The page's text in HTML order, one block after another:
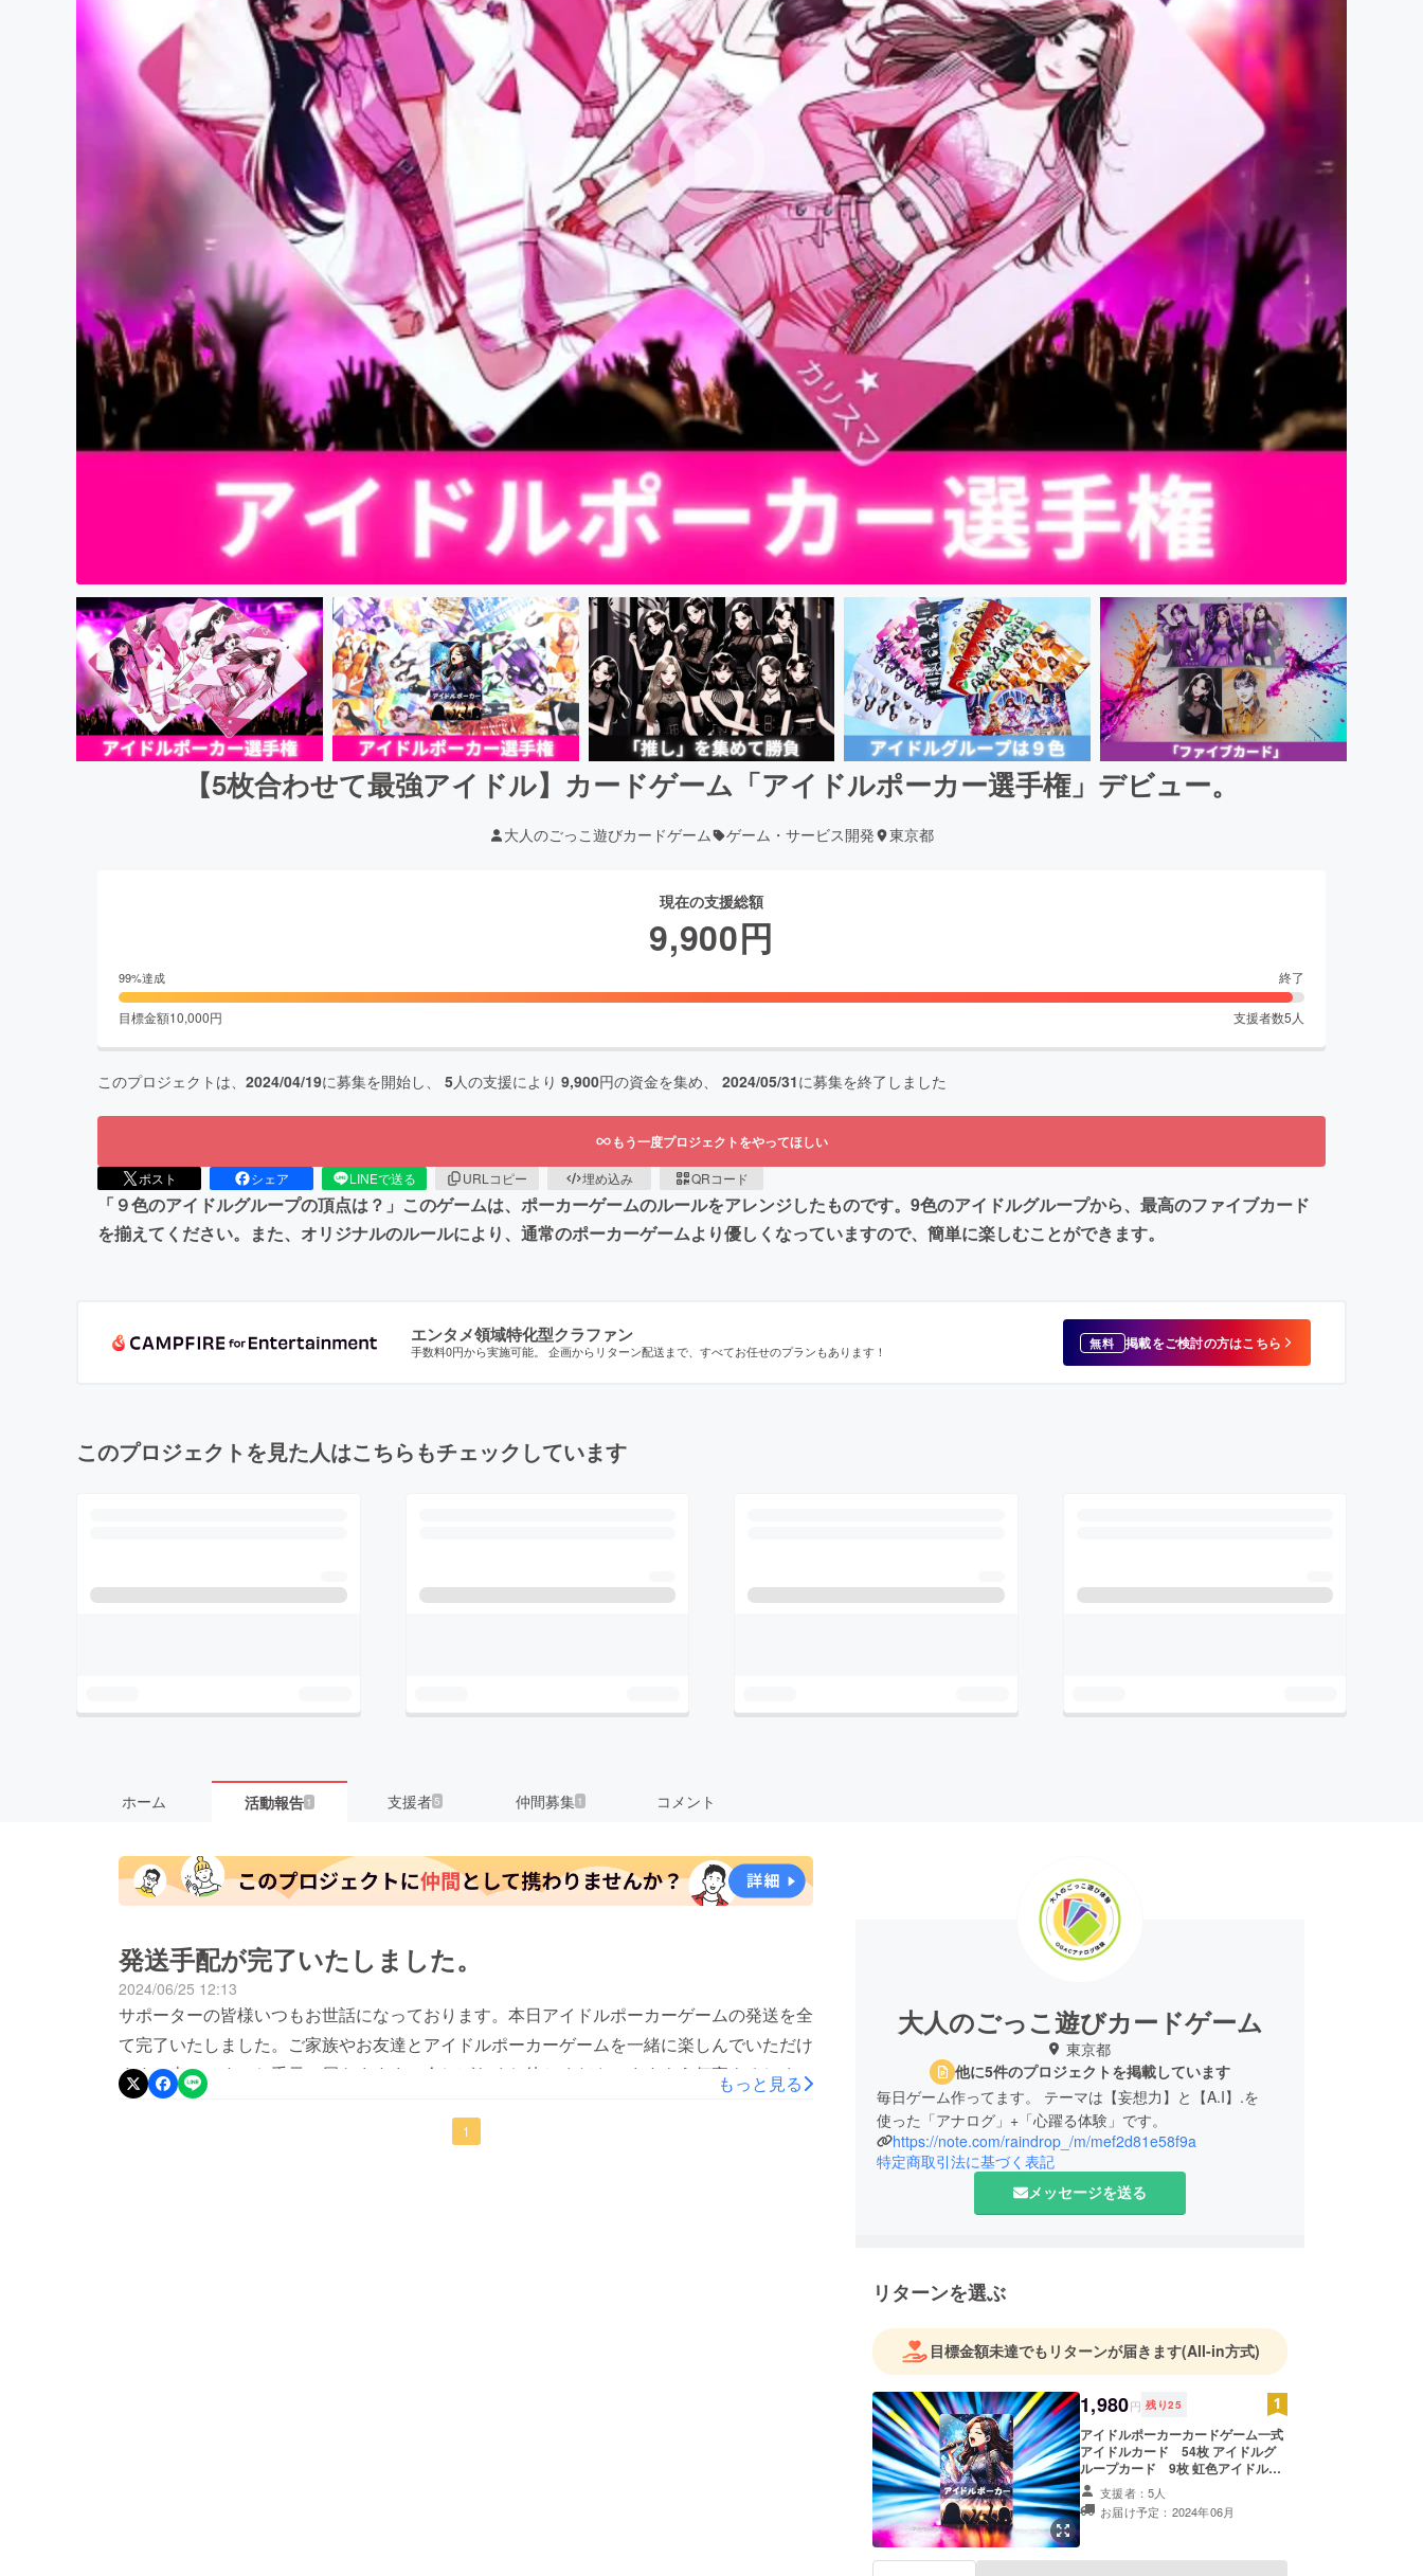
【5枚合わせて最強アイドル】カードゲーム「アイドルポーカー選手権」デビュー。
大人のごっこ遊びカードゲーム ゲーム・サービス開発 東京都
現在の支援総額
9,900円
99%達成 終了
目標金額10,000円 支援者数5 人
このプロジェクトは、 2024/04/19に募集を開始し、 5人の支援により 9,900円の資金を集め、 2024/05/31に募集を終了しました
もう一度プロジェクトをやってほしい
ポスト シェア LINEで送る URLコピー 埋め込み QRコード
「９色のアイドルグループの頂点は？」このゲームは、ポーカーゲームのルールをアレンジしたものです。9色のアイドルグループから、最高のファイブカード
を揃えてください。また、オリジナルのルールにより、通常のポーカーゲームより優しくなっていますので、簡単に楽しむことができます。
エンタメ領域特化型クラファン
手数料0円から実施可能。 企画からリターン配送まで、すべてお任せのプランもあります！ 無料 掲載をご検討の方はこちら
このプロジェクトを見た人はこちらもチェックしています
ホーム 活動報告 1 支援者5 仲間募集 1 コメント
発送手配が完了いたしました。
2024/06/25 12:13
サポーターの皆様いつもお世話になっております。本日アイドルポーカーゲームの発送を全
て完了いたしました。ご家族やお友達とアイドルポーカーゲームを一緒に楽しんでいただけ
ますと幸いです。お手元に届きますまで今しばらくお待ちくださいますよう何卒よろしくお
願いいたします。
もっと見る
1
大人のごっこ遊びカードゲーム
東京都
他に5件のプロジェクトを掲載しています
毎日ゲーム作ってます。 テーマは【妄想力】と【A.I】.を
使った「アナログ」+「心躍る体験」です。
https://note.com/raindrop_/m/mef2d81e58f9a
特定商取引法に基づく表記
メッセージを送る
リターンを選ぶ
目標金額未達でもリターンが届きます(All-in方式)
1,980円 残り25
アイドルポーカーカードゲーム一式
アイドルカード 54枚 アイドルグ
ループカード 9枚 虹色アイドル
カード 6枚
支援者：5人
お届け予定：2024年06月